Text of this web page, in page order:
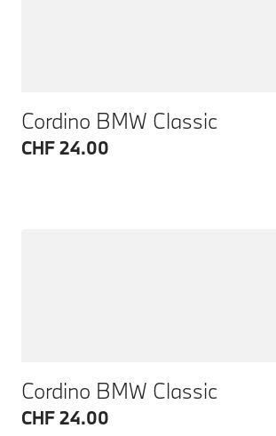
Cordino BMW Classic
CHF 24.00
Cordino BMW Classic
CHF 24.00